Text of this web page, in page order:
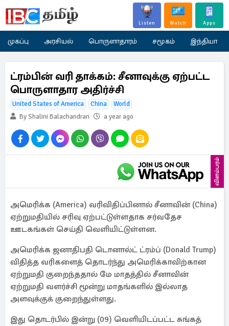
Listen Watch Apps
முகப்பு அரசியல் பொருளாதாரம் சமூகம் இந்தியா
ட்ரம்பின் வரி தாக்கம்: சீனாவுக்கு ஏற்பட்ட
பொருளாதார அதிர்ச்சி
United States of America China
World
By Shalini Balachandran
a year ago
விளம்பரம்
அமெரிக்க (America) வரிவிதிப்பினால் சீனாவின் (China)
ஏற்றுமதியில் சரிவு ஏற்பட்டுள்ளதாக சர்வதேச
ஊடகங்கள் செய்தி வெளியிட்டுள்ளன.
அமெரிக்க ஜனாதிபதி டொனால்ட் ட்ரம்ப் (Donald Trump)
விதித்த வரிகளைத் தொடர்ந்து அமெரிக்காவிற்கான
ஏற்றுமதி குறைந்ததால் மே மாதத்தில் சீனாவின்
ஏற்றுமதி வளர்ச்சி மூன்று மாதங்களில் இல்லாத
அளவுக்குக் குறைந்துள்ளது.
இது தொடர்பில் இன்று (09) வெளியிடப்பட்ட சுங்கத்